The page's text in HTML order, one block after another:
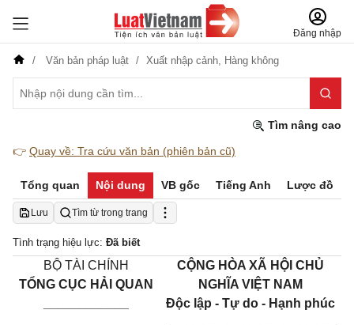
Đăng nhập
Văn bản pháp luật Xuất nhập cảnh, Hàng không
Tìm nâng cao
👉 Quay về: Tra cứu văn bản (phiên bản cũ)
Tổng quan Nội dung VB gốc Tiếng Anh Lược đồ
Lưu Tìm từ trong trang
Tình trạng hiệu lực: Đã biết
BỘ TÀI CHÍNH
TỔNG CỤC HẢI QUAN
CỘNG HÒA XÃ HỘI CHỦ
NGHĨA VIỆT NAM
Độc lập - Tự do - Hạnh phúc